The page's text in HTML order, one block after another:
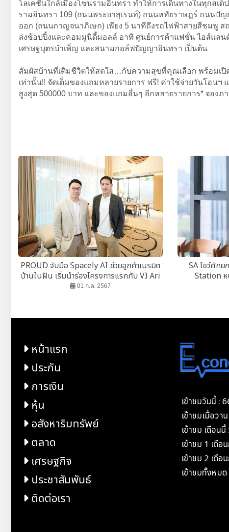
โลเคชันใกล้เมืองโซนรามอินทรา ทำให้การเดินทางในทุกสเ
รามอินทรา 109 (ถนนพระยาสุเรนท์) ถนนหทัยราษฎร์ ถนนปัญ
ออก (ถนนกาญจนาภิเษก) เพียง 5 นาทีถึงรถไฟฟ้าสายสีชมพู
ล่งช้อปปิ้งและคอมมูนิตี้มอลล์ อาทิ ศูนย์การค้าแฟชั่น ไอส์แลน
เศรษฐบุตรบำเพ็ญ และสนามกอล์ฟปัญญาอินทรา เป็นต้น
สัมผัสบ้านที่เติมชีวิตให้สดใส…กับความสุขที่คุณเลือก พร้อมเปิ
เท่านั้น!! จัดเต็มของแถมหลายรายการ ฟรี! ค่าใช้จ่ายวันโอนฯ
สูงสุด 500000 บาท และของแถมอื่นๆ อีกหลายรายการ* จอง
PROUD จับมือ Spacely AI ช่วยลูกค้าเนรมิต
บ้านในฝัน เริ่มนำร่องโครงการแรกกับ VI Ari
01 ก.ค. 2567
SA โชว์ศัก
Station ห
หน้าแรก
ประกัน
การเงิน
หุ้น
อสังหาริมทรัพย์
ตลาด
เศรษฐกิจ
ประชาสัมพันธ์
ติดต่อเรา
เข้าชมวันนี้ :
เข้าชมเมื่อว
เข้าชม เดือน
เข้าชม 1 เดื
เข้าชม 2 เดื
เข้าชมทั้งหม